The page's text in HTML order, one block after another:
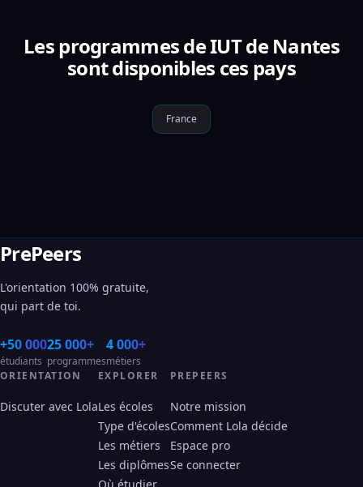
Les programmes de IUT de Nantes
sont disponibles ces pays
France
PrePeers
L'orientation 100% gratuite,
qui part de toi.
+50 000
étudiants
25 000+
programmes
4 000+
métiers
ORIENTATION
Discuter avec Lola
EXPLORER
Les écoles
Type d'écoles
Les métiers
Les diplômes
PREPEERS
Notre mission
Comment Lola décide
Espace pro
Se connecter